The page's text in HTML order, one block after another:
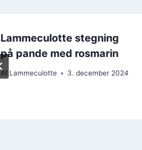
Lammeculotte stegning
på pande med rosmarin
Af Lammeculotte 3. december 2024